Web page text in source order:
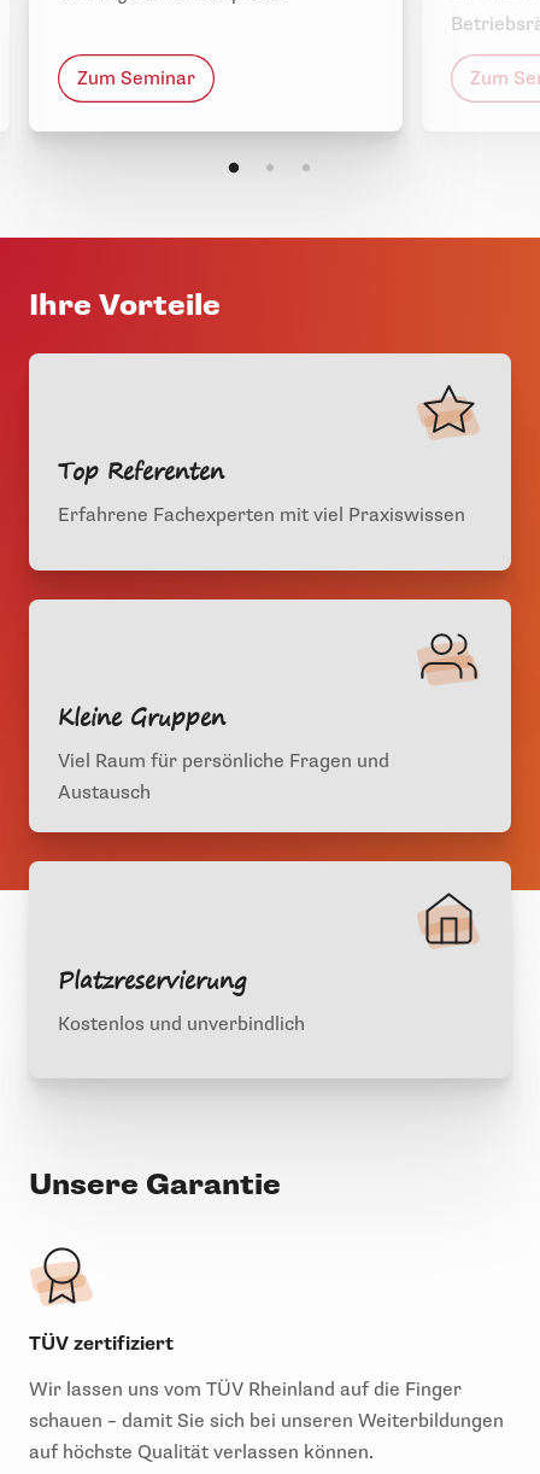
Zum Seminar Zum
Ihre Vorteile
Top Referenten
Erfahrene Fachexperten mit viel Praxiswissen
Kleine Gruppen
Viel Raum für persönliche Fragen und
Austausch
Platzreservierung
Kostenlos und unverbindlich
Unsere Garantie
TÜV zertifiziert
Wir lassen uns vom TÜV Rheinland auf die Finger
schauen – damit Sie sich bei unseren Weiterbildungen
auf höchste Qualität verlassen können.